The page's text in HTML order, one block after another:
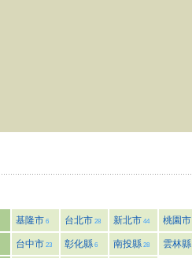
基隆市 6 台北市 28 新北市 44 桃園市
台中市 23 彰化縣 6 南投縣 28 雲林縣